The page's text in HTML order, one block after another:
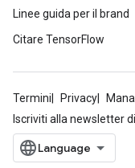
Linee guida per il brand
Citare TensorFlow
Termini Privacy
Iscriviti alla newsletter